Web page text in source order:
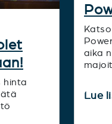
hinta
aika
Lue